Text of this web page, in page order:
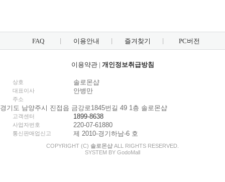
FAQ 이용안내 즐겨찾기 PC버전
이용약관| 개인정보취급방침
상호 솔로몬샵
대표이사 안병만
주소
경기도 남양주시 진접읍 금강로1845번길 49 1층 솔로몬샵
고객센터 1899-8638
사업자번호 220-07-61880
통신판매업신고 제 2010-경기하남-6 호
COPYRIGHT (C) 솔로몬샵 ALL RIGHTS RESERVED.
SYSTEM BY GodoMall